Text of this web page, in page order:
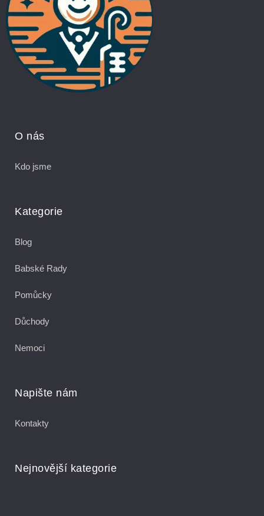
O nás
Kdo jsme
Kategorie
Blog
Babské Rady
Pomůcky
Důchody
Nemoci
Napište nám
Kontakty
Nejnovější kategorie